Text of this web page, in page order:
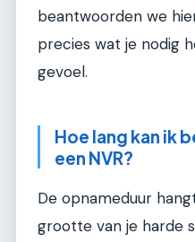
beantwoorden we
precies wat je nodig
gevoel.
Hoe lang kan ik
een NVR?
De opnameduur
grootte van je harde